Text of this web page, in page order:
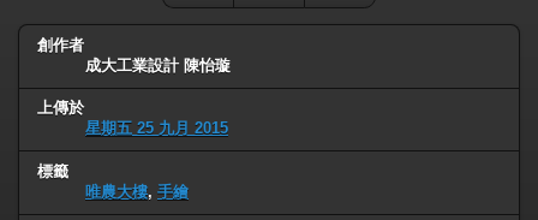
創作者
成大工業設計 陳怡璇
上傳於
星期五 25 九月 2015
標籤
唯農大樓, 手繪